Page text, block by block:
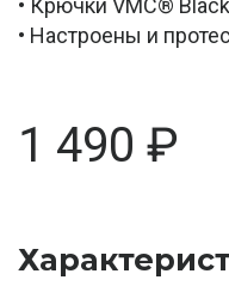
• Крючки VMC®
• Настроены и
1 490 ₽